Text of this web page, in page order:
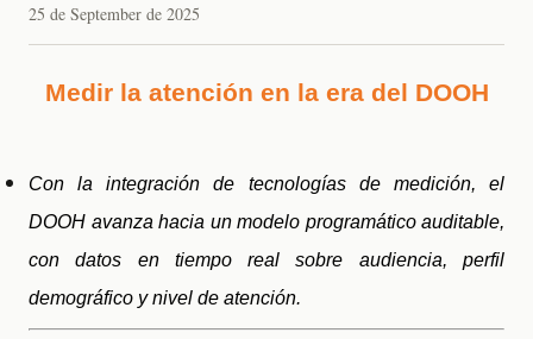
25 de September de 2025
Medir la atención en la era del DOOH
Con la integración de tecnologías de medición, el
DOOH avanza hacia un modelo programático auditable,
con datos en tiempo real sobre audiencia, perfil
demográfico y nivel de atención.